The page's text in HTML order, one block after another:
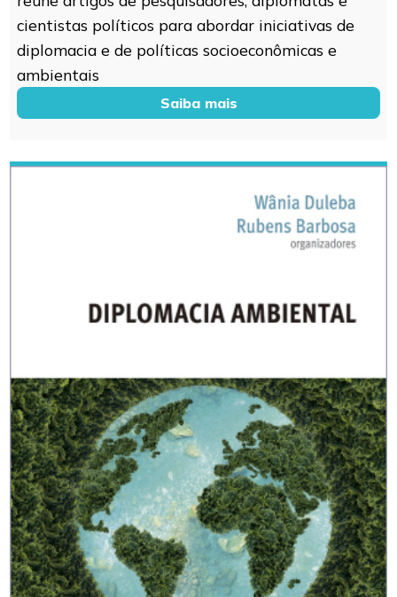
cientistas políticos para abordar iniciativas de
diplomacia e de políticas socioeconômicas e
ambientais
Saiba mais